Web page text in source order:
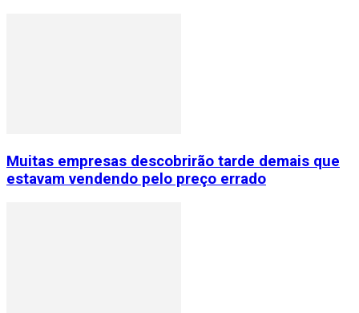
Muitas empresas descobrirão tarde demais que
estavam vendendo pelo preço errado